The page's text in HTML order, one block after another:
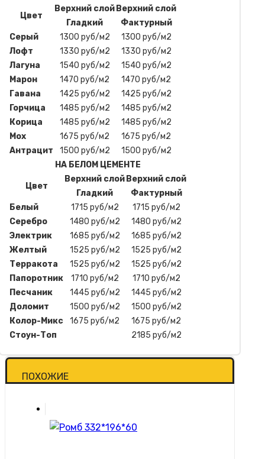
Цвет
Верхний слой Верхний слой
Гладкий
Фактурный
Серый
1300 руб/м2
1300 руб/м2
Лофт
1330 руб/м2
1330 руб/м2
Лагуна
1540 руб/м2
1540 руб/м2
Марон
1470 руб/м2
1470 руб/м2
Гавана
1425 руб/м2
1425 руб/м2
Горчица
1485 руб/м2
1485 руб/м2
Корица
1485 руб/м2
1485 руб/м2
Мох
1675 руб/м2
1675 руб/м2
Антрацит
1500 руб/м2
1500 руб/м2
НА БЕЛОМ ЦЕМЕНТЕ
Цвет
Верхний слой Верхний слой
Гладкий
Фактурный
Белый
1715 руб/м2
1715 руб/м2
Серебро
1480 руб/м2
1480 руб/м2
Электрик
1685 руб/м2
1685 руб/м2
Желтый
1525 руб/м2
1525 руб/м2
Терракота
1525 руб/м2
1525 руб/м2
Папоротник
1710 руб/м2
1710 руб/м2
Песчаник
1445 руб/м2
1445 руб/м2
Доломит
1500 руб/м2
1500 руб/м2
Колор-Микс
1675 руб/м2
1675 руб/м2
Стоун-Топ
2185 руб/м2
ПОХОЖИЕ